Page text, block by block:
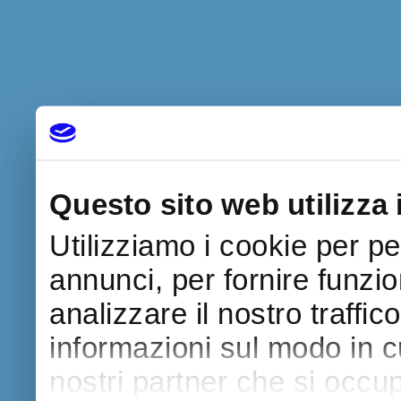
Questo sito web utilizza
Utilizziamo i cookie per
annunci, per fornire
analizzare il nostro
informazioni sul modo in
nostri partner che si